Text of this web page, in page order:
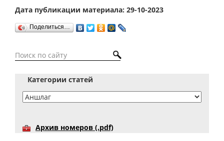
Дата публикации материала: 29-10-2023
Поделиться…
Категории статей
Архив номеров (.pdf)